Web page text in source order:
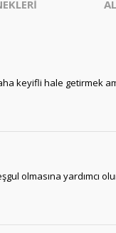
keyifli hale getirmek
olmasına yardımcı